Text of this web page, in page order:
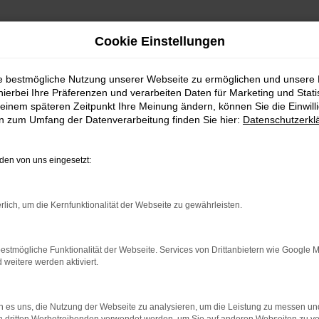
Münzenberg – jetzt Mitsubishi ASX günstig kaufen
– jetzt
und Experten wie von unserer
Preis-Leistungs-Verhältnis. Wer im
existiert seit 1974, somit sind wir ein
zu uns nicht weit. Bestimmt haben auch Sie
ASX erhalten Sie auf Wunsch als
Sortiment abrunden.
Cookie Einstellungen
bestmögliche Nutzung unserer Webseite zu ermöglichen und unsere
Ihre Präferenzen und verarbeiten Daten für Marketing und
späteren Zeitpunkt Ihre Meinung ändern, können Sie die
zum Umfang der Datenverarbeitung finden Sie hier:
von uns eingesetzt:
um die Kernfunktionalität der Webseite zu gewährleisten.
Funktionalität der Webseite. Services von Drittanbietern wie Google
weitere werden aktiviert.
es uns, die Nutzung der Webseite zu analysieren, um die Leistung zu messen